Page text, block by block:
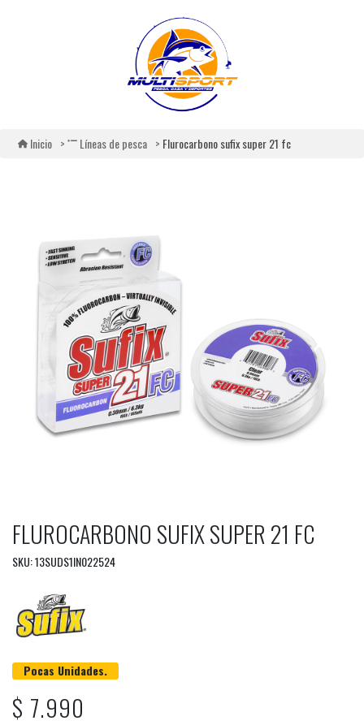
Inicio Líneas de pesca Flurocarbono sufix super 21 fc
FLUROCARBONO SUFIX SUPER 21 FC
SKU: 13SUDS1IN022524
Pocas Unidades.
$ 7.990